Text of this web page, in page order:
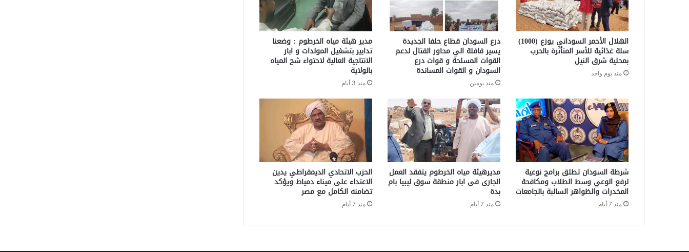
الهلال الأحمر السوداني يوزع (1000)
سلة غذائية للأسر المتأثرة بالحرب
بمحلية شرق النيل
منذ يوم واحد
درع السودان قطاع حلفا الجديدة
يسير قافلة الي محاور القتال لدعم
القوات المسلحة و قوات درع
السودان و القوات المساندة
منذ يومين
مدير هيئة مياه الخرطوم : وضعنا
تدابير بتشغيل المولدات و ابار
الانتاجية العالية لاحتواء شح المياه
بالولاية
منذ 3 أيام
شرطة السودان تطلق برامج نوعية
لرفع الوعي وسط الطلاب ومكافحة
المخدرات والظواهر السالبة بالجامعات
منذ 7 أيام
مديرهيئة مياه الخرطوم يتفقد العمل
الجارى فى ابار منطقة سوق ليبيا بام
بدة
منذ 7 أيام
الحزب الاتحادي الديمقراطي يدين
الاعتداء على ميناء دمياط ويؤكد
تضامنه الكامل مع مصر
منذ 7 أيام